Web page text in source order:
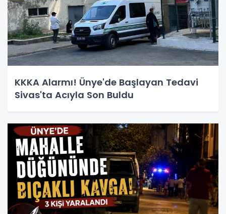
KKKA Alarmı! Ünye'de Başlayan Tedavi
Sivas'ta Acıyla Son Buldu